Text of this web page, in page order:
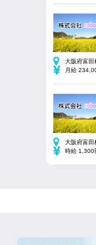
大阪府富
月給
大阪府富
時給 1,300